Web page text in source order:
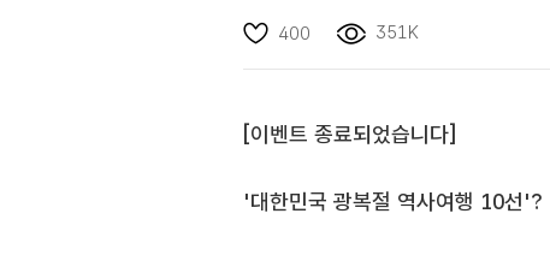
400 351K
[이벤트 종료되었습니다]
'대한민국 광복절 역사여행 10선'? ​